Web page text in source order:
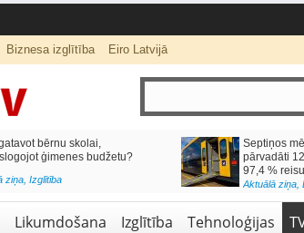
Biznesa izglītība Eiro Latvijā
Septiņos mēnešos Vivi vilcienos
pārvadāti 12 miljoni pasažieru; jūlijā
97,4 % reisu izpildīti laikā
Aktuālā ziņa Bizness Latvijā,Tirdzniecība
Likumdošana Izglītība Tehnoloģijas